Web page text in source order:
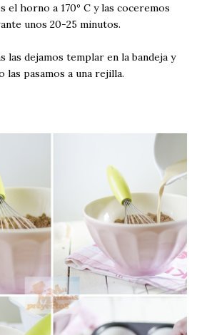
el horno a 170º C y las coceremos
unos 20-25 minutos.
las dejamos templar en la bandeja y
las pasamos a una rejilla.